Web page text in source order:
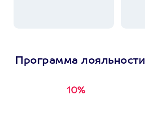
Программа лояльности
10%